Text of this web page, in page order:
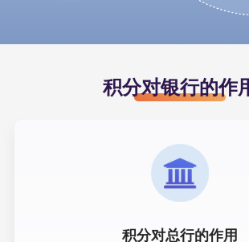
积分对银行的作
积分对总行的作用